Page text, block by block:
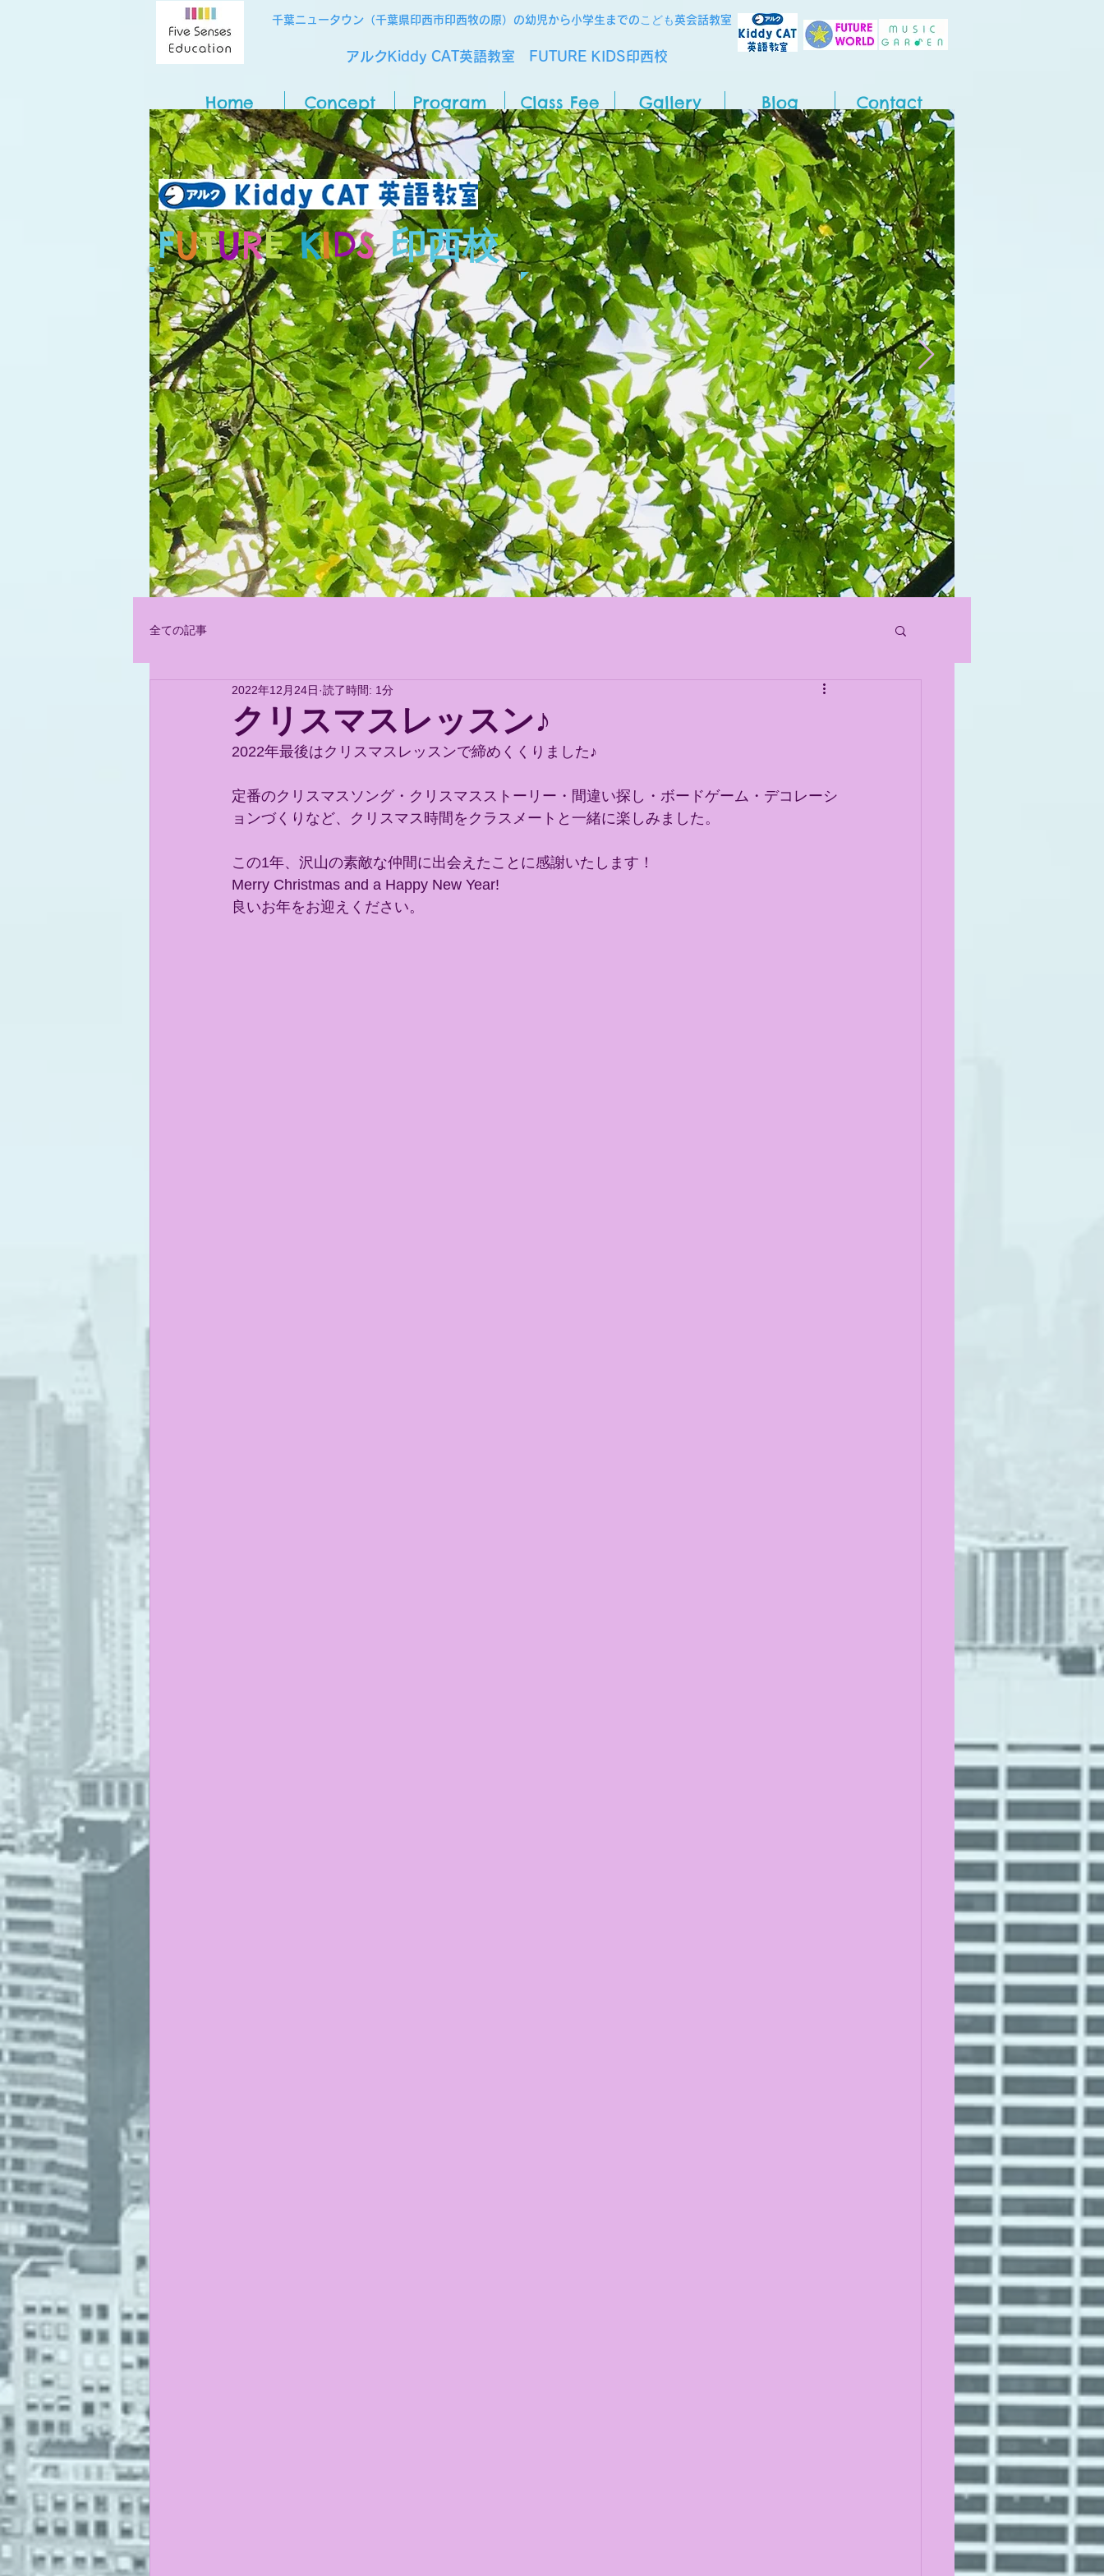
千葉ニュータウン（千葉県印西市印西牧の原）の幼児から小学生までのこども英会話教室
アルクKiddy CAT英語教室 FUTURE KIDS印西校
Home Concept Program Class Fee Gallery Blog Contact
FUTURE KIDS 印西校
Let's Find Your FUTURE！
全ての記事
クリスマスレッスン♪
2022年12月24日 読了時間: 1分
2022年最後はクリスマスレッスンで締めくくりました♪
定番のクリスマスソング・クリスマスストーリー・間違い探し・ボードゲーム・デコレーシ
ョンづくりなど、クリスマス時間をクラスメートと一緒に楽しみました。
この1年、沢山の素敵な仲間に出会えたことに感謝いたします！
Merry Christmas and a Happy New Year!
良いお年をお迎えください。